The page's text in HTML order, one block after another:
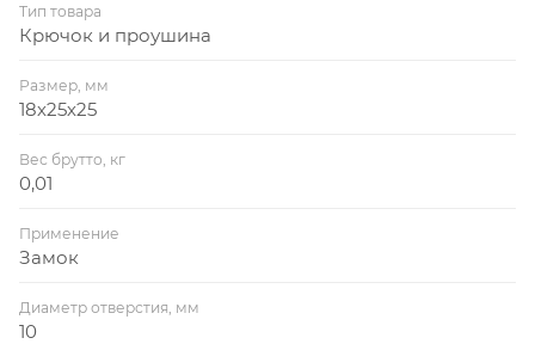
Тип товара
Крючок и проушина
Размер, мм
18х25х25
Вес брутто, кг
0,01
Применение
Замок
Диаметр отверстия, мм
10